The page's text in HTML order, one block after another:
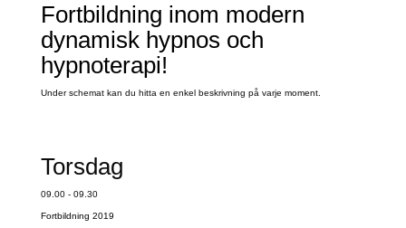
Fortbildning inom modern
dynamisk hypnos och
hypnoterapi!
Under schemat kan du hitta en enkel beskrivning på varje moment.
Torsdag
09.00 - 09.30
Fortbildning 2019